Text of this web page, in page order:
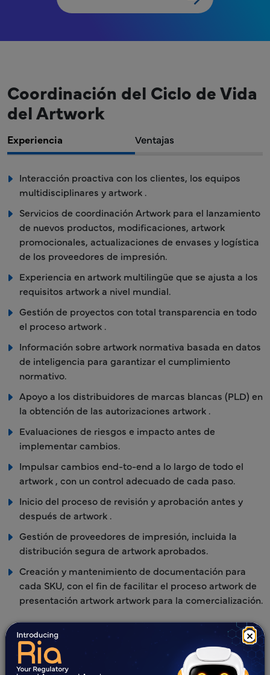
×
Coordinación del Ciclo de Vida
del Artwork
Experiencia Ventajas
Interacción proactiva con los clientes, los equipos
multidisciplinares y artwork .
Servicios de coordinación Artwork para el lanzamiento
de nuevos productos, modificaciones, artwork
promocionales, actualizaciones de envases y logística
de los proveedores de impresión.
Experiencia en artwork multilingüe que se ajusta a los
requisitos artwork a nivel mundial.
Gestión de proyectos con total transparencia en todo
el proceso artwork .
Información sobre artwork normativa basada en datos
de inteligencia para garantizar el cumplimiento
normativo.
Apoyo a los distribuidores de marcas blancas (PLD) en
la obtención de las autorizaciones artwork .
Evaluaciones de riesgos e impacto antes de
implementar cambios.
Impulsar cambios end-to-end a lo largo de todo el
artwork , con un control adecuado de cada paso.
Inicio del proceso de revisión y aprobación antes y
después de artwork .
Gestión de proveedores de impresión, incluida la
distribución segura de artwork aprobados.
Creación y mantenimiento de documentación para
cada SKU, con el fin de facilitar el proceso artwork de
presentación artwork artwork para la comercialización.